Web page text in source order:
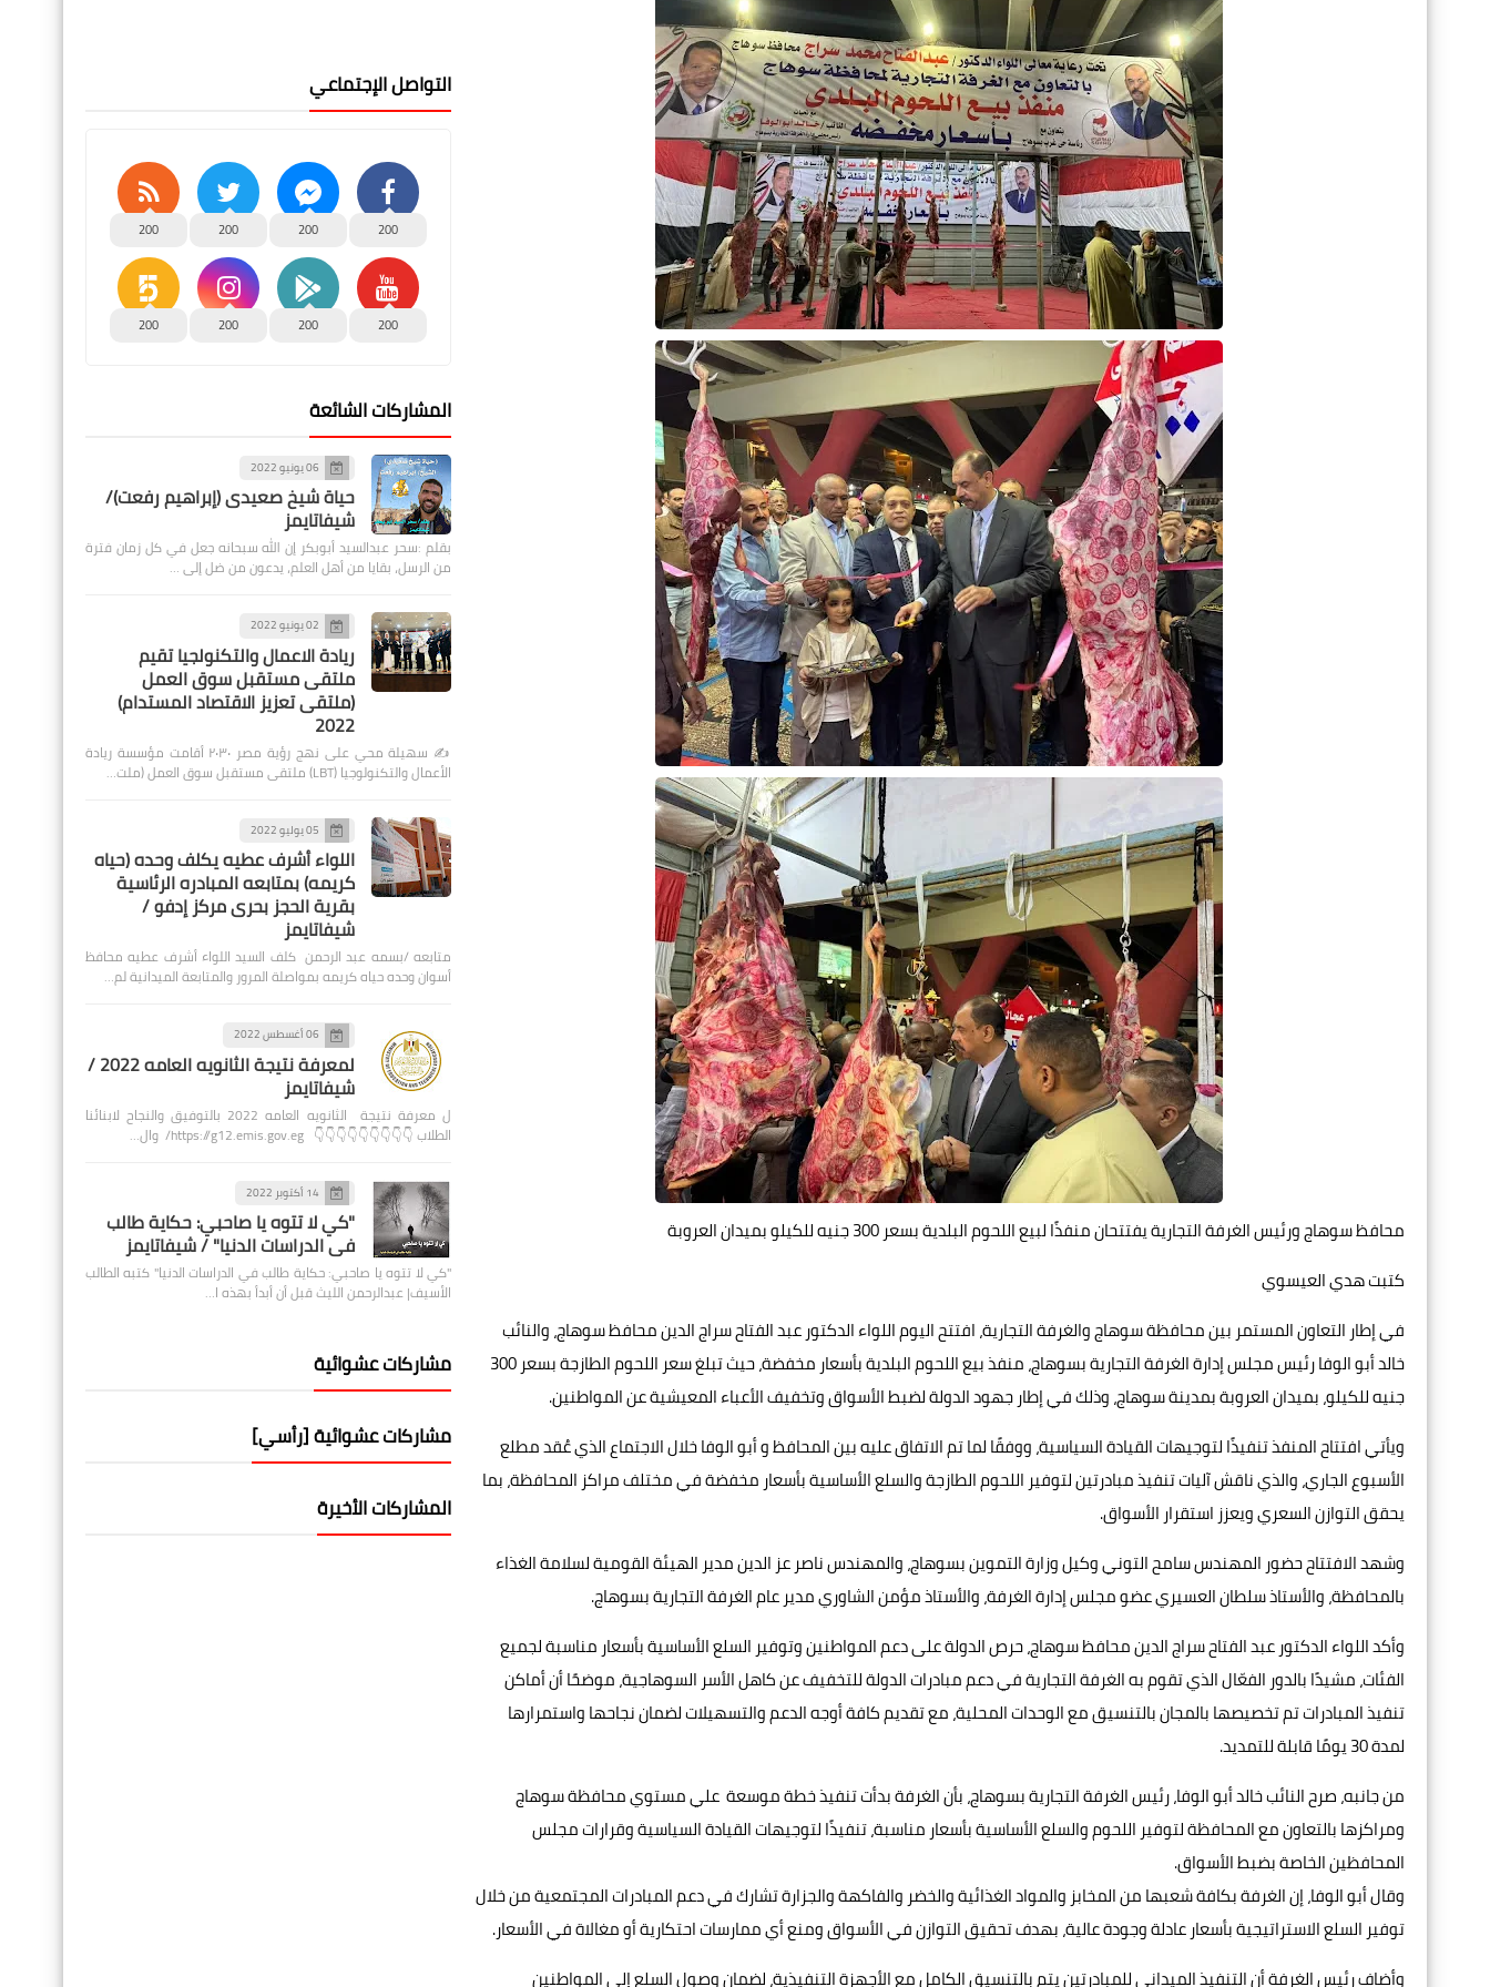
محافظ سوهاج ورئيس الغرفة التجارية يفتتحان منفذًا لبيع اللحوم البلدية بسعر 300 جنيه للكيلو بميدان العروبة
كتبت هدي العيسوي
في إطار التعاون المستمر بين محافظة سوهاج والغرفة التجارية، افتتح اليوم اللواء الدكتور عبد الفتاح سراج الدين محافظ سوهاج، والنائب
خالد أبو الوفا رئيس مجلس إدارة الغرفة التجارية بسوهاج، منفذ بيع اللحوم البلدية بأسعار مخفضة، حيث تبلغ سعر اللحوم الطازجة بسعر 300
جنيه للكيلو، بميدان العروبة بمدينة سوهاج، وذلك في إطار جهود الدولة لضبط الأسواق وتخفيف الأعباء المعيشية عن المواطنين.
ويأتي افتتاح المنفذ تنفيذًا لتوجيهات القيادة السياسية، ووفقًا لما تم الاتفاق عليه بين المحافظ و أبو الوفا خلال الاجتماع الذي عُقد مطلع
الأسبوع الجاري، والذي ناقش آليات تنفيذ مبادرتين لتوفير اللحوم الطازجة والسلع الأساسية بأسعار مخفضة في مختلف مراكز المحافظة، بما
يحقق التوازن السعري ويعزز استقرار الأسواق.
وشهد الافتتاح حضور المهندس سامح التوني وكيل وزارة التموين بسوهاج، والمهندس ناصر عز الدين مدير الهيئة القومية لسلامة الغذاء
بالمحافظة، والأستاذ سلطان العسيري عضو مجلس إدارة الغرفة، والأستاذ مؤمن الشاوري مدير عام الغرفة التجارية بسوهاج.
وأكد اللواء الدكتور عبد الفتاح سراج الدين محافظ سوهاج، حرص الدولة على دعم المواطنين وتوفير السلع الأساسية بأسعار مناسبة لجميع
الفئات، مشيدًا بالدور الفعّال الذي تقوم به الغرفة التجارية في دعم مبادرات الدولة للتخفيف عن كاهل الأسر السوهاجية، موضحًا أن أماكن
تنفيذ المبادرات تم تخصيصها بالمجان بالتنسيق مع الوحدات المحلية، مع تقديم كافة أوجه الدعم والتسهيلات لضمان نجاحها واستمرارها
لمدة 30 يومًا قابلة للتمديد.
من جانبه، صرح النائب خالد أبو الوفا، رئيس الغرفة التجارية بسوهاج، بأن الغرفة بدأت تنفيذ خطة موسعة علي مستوي محافظة سوهاج
ومراكزها بالتعاون مع المحافظة لتوفير اللحوم والسلع الأساسية بأسعار مناسبة، تنفيذًا لتوجيهات القيادة السياسية وقرارات مجلس
المحافظين الخاصة بضبط الأسواق.
وقال أبو الوفا، إن الغرفة بكافة شعبها من المخابز والمواد الغذائية والخضر والفاكهة والجزارة تشارك في دعم المبادرات المجتمعية من خلال
توفير السلع الاستراتيجية بأسعار عادلة وجودة عالية، بهدف تحقيق التوازن في الأسواق ومنع أي ممارسات احتكارية أو مغالاة في الأسعار.
وأضاف رئيس الغرفة أن التنفيذ الميداني للمبادرتين يتم بالتنسيق الكامل مع الأجهزة التنفيذية، لضمان وصول السلع إلى المواطنين
التواصل الإجتماعي
200
200
200
200
200
200
200
200
المشاركات الشائعة
06 يونيو 2022
حياة شيخ صعيدى (إبراهيم رفعت)/
شيفاتايمز
بقلم :سحر عبدالسيد أبوبكر إن الله سبحانه جعل في كل زمان فترة
من الرسل، بقايا من أهل العلم، يدعون من ضل إلى …
02 يونيو 2022
ريادة الاعمال والتكنولجيا تقيم
ملتقى مستقبل سوق العمل
(ملتقى تعزيز الاقتصاد المستدام)
2022
✍️ سهيلة محي على نهج رؤية مصر ٢٠٣٠ أقامت مؤسسة ريادة
الأعمال والتكنولوجيا (LBT) ملتقى مستقبل سوق العمل (ملت…
05 يوليو 2022
اللواء أشرف عطيه يكلف وحده (حياه
كريمه) بمتابعه المبادره الرئاسية
بقرية الحجز بحرى مركز إدفو /
شيفاتايمز
متابعه /بسمه عبد الرحمن كلف السيد اللواء أشرف عطيه محافظ
أسوان وحده حياه كريمه بمواصلة المرور والمتابعة الميدانية لم…
06 أغسطس 2022
لمعرفة نتيجة الثانويه العامه 2022 /
شيفاتايمز
ل معرفة نتيجة الثانويه العامه 2022 بالتوفيق والنجاح لابنائنا
الطلاب 👇👇👇👇👇👇👇👇👇 https://g12.emis.gov.eg/ وال…
14 أكتوبر 2022
"كي لا تتوه يا صاحبي: حكاية طالب
في الدراسات الدنيا" / شيفاتايمز
"كي لا تتوه يا صاحبي: حكاية طالب في الدراسات الدنيا" كتبه الطالب
الأسيف| عبدالرحمن الليث قبل أن أبدأ بهذه ا…
مشاركات عشوائية
مشاركات عشوائية [رأسي]
المشاركات الأخيرة